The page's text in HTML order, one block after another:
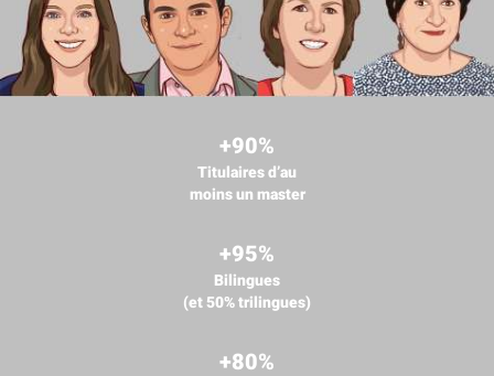
+90%
Titulaires d’au
moins un master
+95%
Bilingues
(et 50% trilingues)
+80%